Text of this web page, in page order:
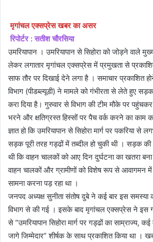
मृगांचल एक्सप्रेस खबर का असर
रिपोर्टर : सतीश चौरसिया
उमरियापान । उमरियापान से सिहोरा को जोड़ने वाले
लेकर लगातार मृगांचल एक्सप्रेस में प्रमुखता से
साफ तौर पर दिखाई देने लगा है । समाचार प्रकाशित
विभाग (पीडब्ल्यूडी) ने मामले को गंभीरता से लेते हुए
करा दिया है। गुरुवार से विभाग की टीम मौके पर
भरने और क्षतिग्रस्त हिस्सों पर पैच वर्क करने का काम
ज्ञात हो कि उमरियापान से सिहोरा मार्ग पर पकरिया से
सड़क पूरी तरह गड्ढों में तब्दील हो चुकी थी । सड़क की
थी कि वाहन चालकों को आए दिन दुर्घटना का खतरा बना
वाहन चालकों और ग्रामीणों को विशेष रूप से आवागमन में
सामना करना पड़ रहा था ।
जनपद अध्यक्ष सुनीता संतोष दुबे ने कई बार इस समस्या
विभाग से की गई । इसके बाद मृगांचल एक्सप्रेस ने इस
से “उमरियापान सिहोरा मार्ग पर गड्ढों का साम्राज्य,
जागे जिम्मेदार” शीर्षक के साथ प्रकाशित किया था ।